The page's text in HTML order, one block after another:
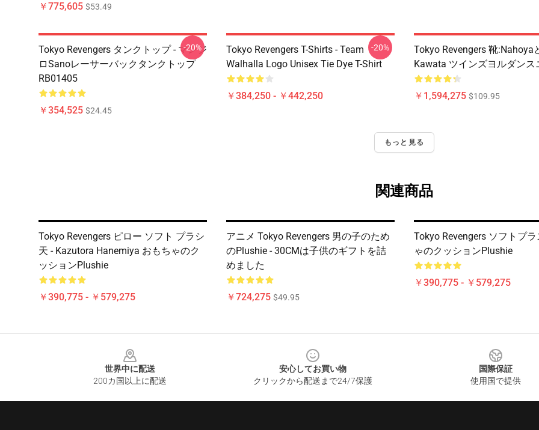
￥775,605 $53.49
Tokyo Revengers タンクトップ - マンジ
ロSanoレーサーバックタンクトップ
RB01405
￥354,525 $24.45
-20%
Tokyo Revengers T-Shirts - Team
Walhalla Logo Unisex Tie Dye T-Shirt
￥384,250 - ￥442,250
-20%
Tokyo Revengers 靴:Nahoya
Kawata ツインズヨルダンス
￥1,594,275 $109.95
もっと見る
関連商品
Tokyo Revengers ピロー ソフト プラシ
天 - Kazutora Hanemiya おもちゃのク
ッションPlushie
￥390,775 - ￥579,275
アニメ Tokyo Revengers 男の子のため
のPlushie - 30CMは子供のギフトを詰
めました
￥724,275 $49.95
Tokyo Revengers ソフトプラ
ゃのクッションPlushie
￥390,775 - ￥579,275
世界中に配送
200カ国以上に配送
安心してお買い物
クリックから配送まで24/7保護
国際保証
使用国で提供